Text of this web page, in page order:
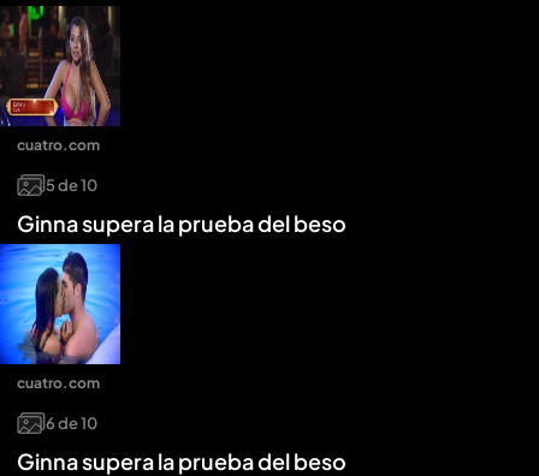
5de10
Ginna supera la prueba del beso
cuatro.com
6de10
Ginna supera la prueba del beso
cuatro.com